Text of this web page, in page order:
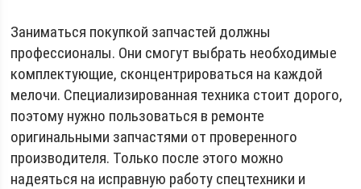
Заниматься покупкой запчастей должны
профессионалы. Они смогут выбрать необходимые
комплектующие, сконцентрироваться на каждой
мелочи. Специализированная техника стоит дорого,
поэтому нужно пользоваться в ремонте
оригинальными запчастями от проверенного
производителя. Только после этого можно
надеяться на исправную работу спецтехники и